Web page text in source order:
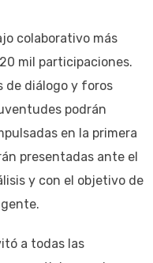
colaborativo más
mil participaciones.
de diálogo y foros
podrán
en la primera
presentadas ante el
y con el objetivo de
a todas las